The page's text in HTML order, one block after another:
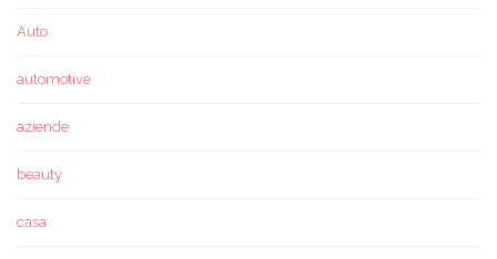
Auto
automotive
aziende
beauty
casa